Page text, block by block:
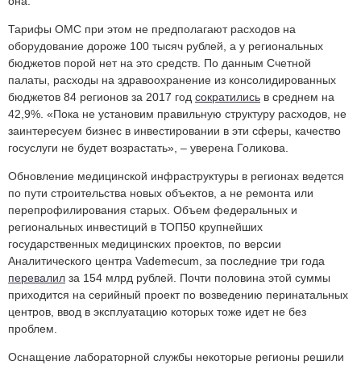
Тарифы ОМС при этом не предполагают расходов на
оборудование дороже 100 тысяч рублей, а у региональных
бюджетов порой нет на это средств. По данным Счетной
палаты, расходы на здравоохранение из консолидированных
бюджетов 84 регионов за 2017 год сократились в среднем на
42,9%. «Пока не установим правильную структуру расходов, не
заинтересуем бизнес в инвестировании в эти сферы, качество
госуслуги не будет возрастать», – уверена Голикова.
Обновление медицинской инфраструктуры в регионах ведется
по пути строительства новых объектов, а не ремонта или
перепрофилирования старых. Объем федеральных и
региональных инвестиций в ТОП50 крупнейших
государственных медицинских проектов, по версии
Аналитического центра Vademecum, за последние три года
перевалил за 154 млрд рублей. Почти половина этой суммы
приходится на серийный проект по возведению перинатальных
центров, ввод в эксплуатацию которых тоже идет не без
проблем.
Оснащение лабораторной службы некоторые регионы решили